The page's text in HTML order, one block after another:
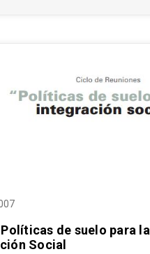
de suelo para la
Social